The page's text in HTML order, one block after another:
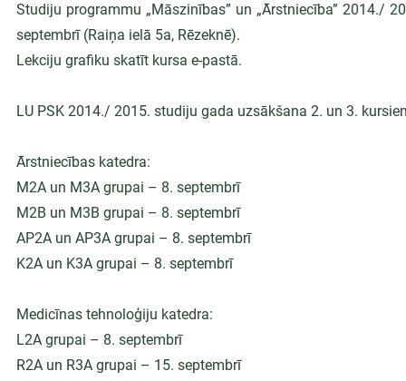
Studiju programmu „Māszinības” un „Ārstniecība” 2014./
septembrī (Raiņa ielā 5a, Rēzeknē).
Lekciju grafiku skatīt kursa e-pastā.
LU PSK 2014./ 2015. studiju gada uzsākšana 2. un 3.
Ārstniecības katedra:
M2A un M3A grupai – 8. septembrī
M2B un M3B grupai – 8. septembrī
AP2A un AP3A grupai – 8. septembrī
K2A un K3A grupai – 8. septembrī
Medicīnas tehnoloģiju katedra:
L2A grupai – 8. septembrī
R2A un R3A grupai – 15. septembrī